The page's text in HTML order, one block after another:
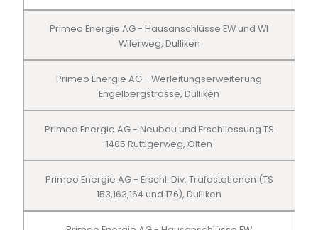
Primeo Energie AG - Hausanschlüsse EW und Wl
Wilerweg, Dulliken
Primeo Energie AG - Werleitungserweiterung
Engelbergstrasse, Dulliken
Primeo Energie AG - Neubau und Erschliessung TS
1405 Ruttigerweg, Olten
Primeo Energie AG - Erschl. Div. Trafostatienen (TS
153,163,164 und 176), Dulliken